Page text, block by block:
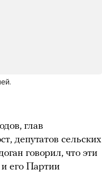
глав
депутатов сельских
говорил, что эти
его Партии